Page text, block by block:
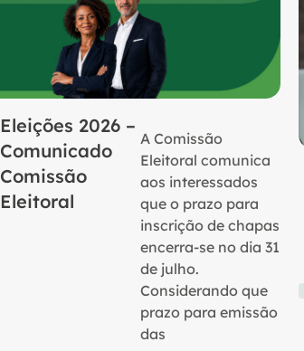
Eleições 2026 –
Comunicado
Comissão
Eleitoral
A Comissão
Eleitoral comunica
aos interessados
que o prazo para
inscrição de chapas
encerra-se no dia 31
de julho.
Considerando que
prazo para emissão
das